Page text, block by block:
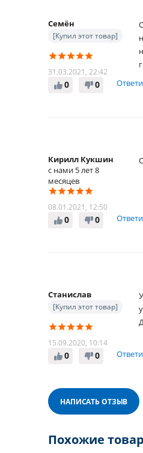
Семëн
[Купил этот товар]
31.03.2021, 22:42
0
0
Кирилл Кукшин
с нами 5 лет 8
месяцев
08.01.2021, 12:50
0
0
Станислав
[Купил этот товар]
15.09.2020, 10:14
0
0
НАПИСАТЬ ОТЗЫВ
Похожие